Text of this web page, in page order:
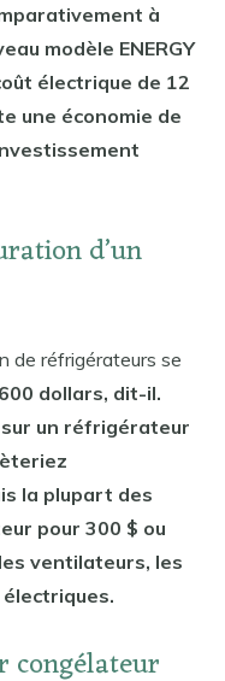
à
modèle ENERGY
électrique de 12
une économie de
d’un
de réfrigérateurs se
dollars, dit-il.
un réfrigérateur
la plupart des
pour 300 $ ou
ventilateurs, les
congélateur